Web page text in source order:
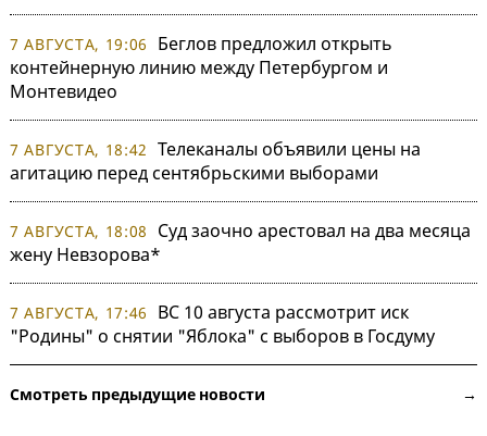
7 АВГУСТА, 19:06
Беглов предложил открыть
контейнерную линию между Петербургом и
Монтевидео
7 АВГУСТА, 18:42 Телеканалы объявили цены на
агитацию перед сентябрьскими выборами
7 АВГУСТА, 18:08
Суд заочно арестовал на два месяца
жену Невзорова*
7 АВГУСТА, 17:46
ВС 10 августа рассмотрит иск
"Родины" о снятии "Яблока" с выборов в Госдуму
Смотреть предыдущие новости →